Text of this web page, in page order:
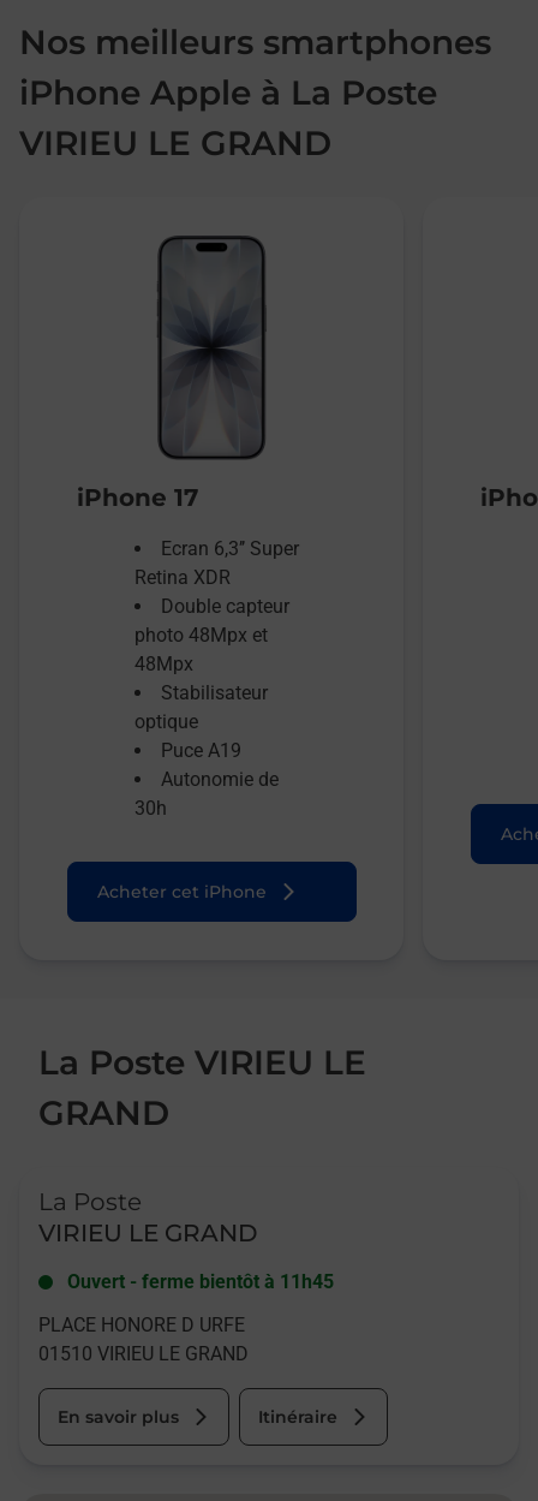
Nos meilleurs smartphones
iPhone Apple à La Poste
VIRIEU LE GRAND
iPhone 17
Ecran 6,3’’ Super
Retina XDR
Double capteur
photo 48Mpx et
48Mpx
Stabilisateur
optique
Puce A19
Autonomie de
30h
Acheter cet iPhone
La Poste VIRIEU LE
GRAND
La Poste
VIRIEU LE GRAND
Ouvert - ferme bientôt à 11h45
PLACE HONORE D URFE
01510 VIRIEU LE GRAND
En savoir plus Itinéraire